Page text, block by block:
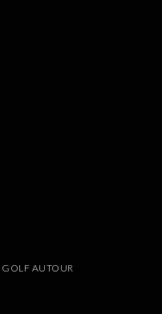
GOLF AUTOUR